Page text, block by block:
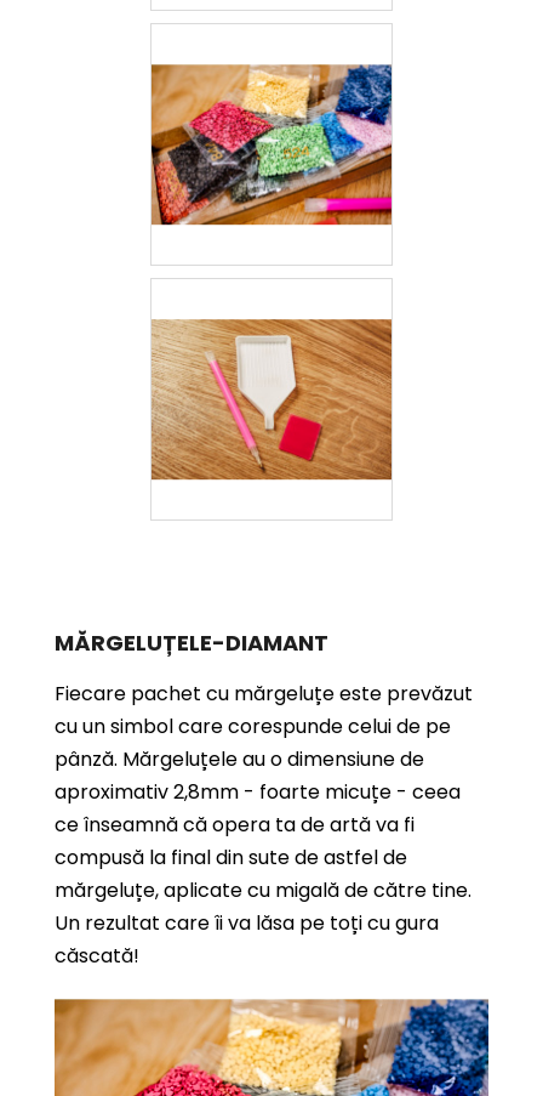
MĂRGELUȚELE-DIAMANT
Fiecare pachet cu mărgeluțe este prevăzut
cu un simbol care corespunde celui de pe
pânză. Mărgeluțele au o dimensiune de
aproximativ 2,8mm - foarte micuțe - ceea
ce înseamnă că opera ta de artă va fi
compusă la final din sute de astfel de
mărgeluțe, aplicate cu migală de către tine.
Un rezultat care îi va lăsa pe toți cu gura
căscată!